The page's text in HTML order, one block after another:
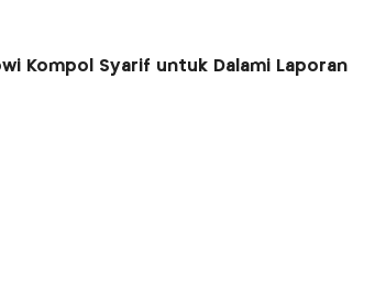
Kompol Syarif untuk Dalami Laporan